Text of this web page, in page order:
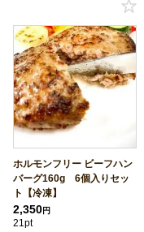
ホルモンフリー ビーフハン
バーグ160g 6個入りセッ
ト【冷凍】
2,350円
21pt